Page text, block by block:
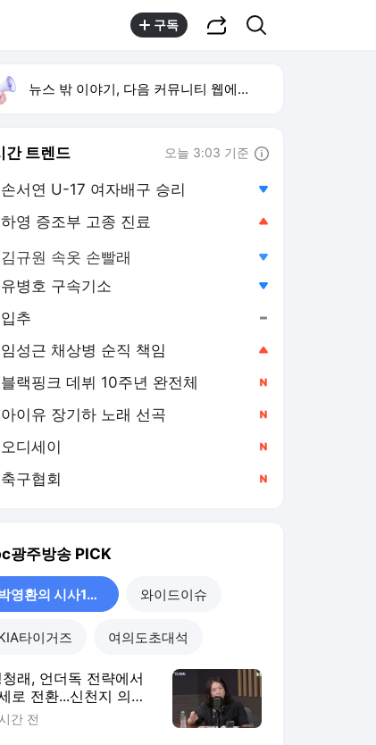
구독
뉴스 밖 이야기, 다음 커뮤니티 웹에서 보기
간 트렌드 오늘 3:03 기준
손서연 U-17 여자배구 승리
하영 증조부 고종 진료
김규원 속옷 손빨래
유병호 구속기소
입추
임성근 채상병 순직 책임
블랙핑크 데뷔 10주년 완전체
아이유 장기하 노래 선곡
오디세이
축구협회
광주방송 PICK
박영환의 시사1번지 와이드이슈
타이거즈 여의도초대석
래, 언더독 전략에서
로 전환...신천지 의혹
로 전략 수정"[박영환
간 전